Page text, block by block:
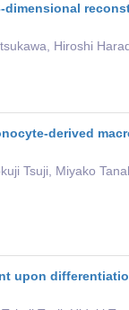
Hiroshi
derived
Tsuji, Miyako
upon